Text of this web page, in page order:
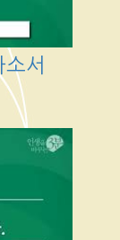
서